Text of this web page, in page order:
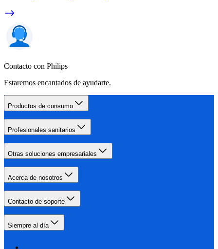
Contacto con Philips
Estaremos encantados de ayudarte.
Productos de consumo
Profesionales sanitarios
Otras soluciones empresariales
Acerca de nosotros
Contacto de soporte
Siempre al día